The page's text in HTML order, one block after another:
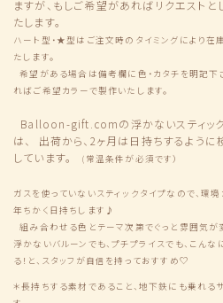
ハート型・★型はご注文時のタイミングにより在
たします。
希望がある場合は備考欄に色・カタチを明記下
ればご希望カラーで製作いたします。
Balloon-gift.comの浮かないスティック
しています。(常温条件が必須です）
ガスを使っていないスティックタイプなので、環境
組み合わせる色とテーマ次第でぐっと雰囲気が
浮かないバルーンでも、プチプライスでも、こんな
る！と、スタッフが自信を持っておすすめ♡
＊長持ちする素材であること、地下鉄にも乗れる
す。
◎お誕生日のお祝いに、パーティに呼ばれたら・・